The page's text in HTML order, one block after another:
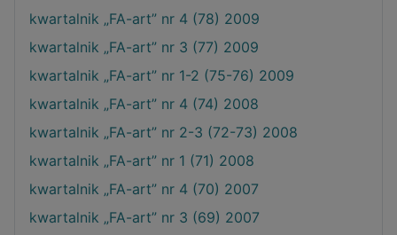
kwartalnik „FA-art” nr 4 (78) 2009
kwartalnik „FA-art” nr 3 (77) 2009
kwartalnik „FA-art” nr 1-2 (75-76) 2009
kwartalnik „FA-art” nr 4 (74) 2008
kwartalnik „FA-art” nr 2-3 (72-73) 2008
kwartalnik „FA-art” nr 1 (71) 2008
kwartalnik „FA-art” nr 4 (70) 2007
kwartalnik „FA-art” nr 3 (69) 2007